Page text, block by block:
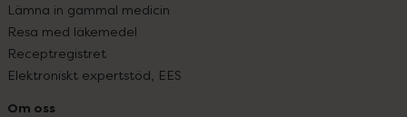
Lämna in gammal medicin
Resa med läkemedel
Receptregistret
Elektroniskt expertstöd, EES
Om oss